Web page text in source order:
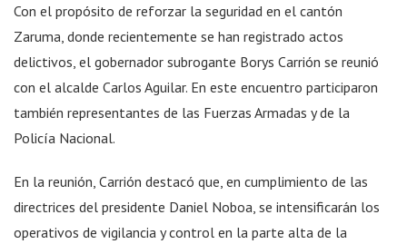
Con el propósito de reforzar la seguridad en el cantón
Zaruma, donde recientemente se han registrado actos
delictivos, el gobernador subrogante Borys Carrión se reunió
con el alcalde Carlos Aguilar. En este encuentro participaron
también representantes de las Fuerzas Armadas y de la
Policía Nacional.
En la reunión, Carrión destacó que, en cumplimiento de las
directrices del presidente Daniel Noboa, se intensificarán los
operativos de vigilancia y control en la parte alta de la